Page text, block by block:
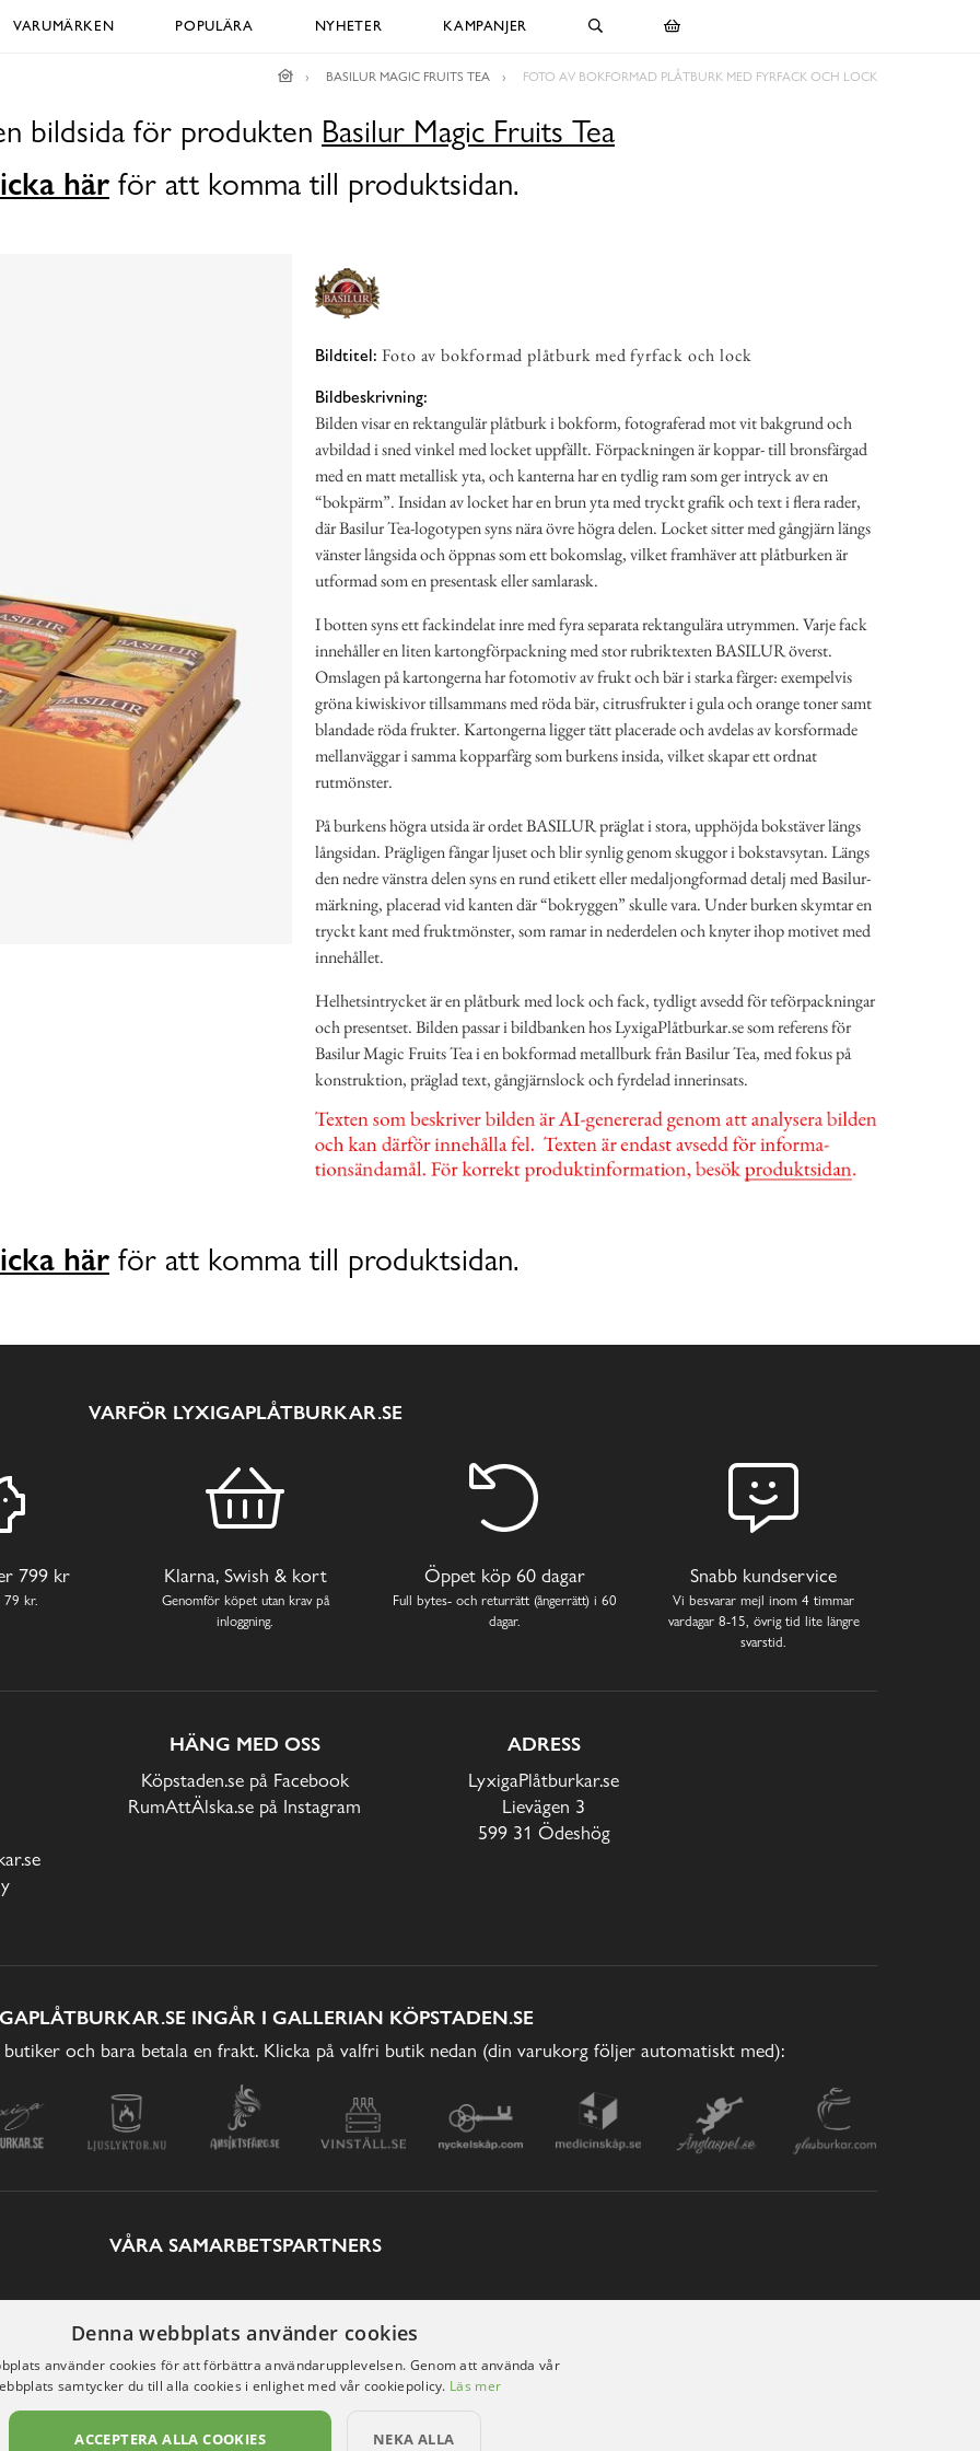
VARUMÄRKEN POPULÄRA NYHETER KAMPANJER
BASILUR MAGIC FRUITS TEA FOTO AV BOKFORMAD PLÅTBURK MED FYRFACK OCH LOCK
bildsida för produkten Basilur Magic Fruits Tea
här för att komma till produktsidan.
Bildtitel: Foto av bokformad plåtburk med fyrfack och lock
Bildbeskrivning:
Bilden visar en rektangulär plåtburk i bokform, fotograferad mot vit bakgrund och
avbildad i sned vinkel med locket uppfällt. Förpackningen är koppar- till bronsfärgad
med en matt metallisk yta, och kanterna har en tydlig ram som ger intryck av en
“bokpärm”. Insidan av locket har en brun yta med tryckt grafik och text i flera rader,
där Basilur Tea-logotypen syns nära övre högra delen. Locket sitter med gångjärn längs
vänster långsida och öppnas som ett bokomslag, vilket framhäver att plåtburken är
utformad som en presentask eller samlarask.
I botten syns ett fackindelat inre med fyra separata rektangulära utrymmen. Varje fack
innehåller en liten kartongförpackning med stor rubriktexten BASILUR överst.
Omslagen på kartongerna har fotomotiv av frukt och bär i starka färger: exempelvis
gröna kiwiskivor tillsammans med röda bär, citrusfrukter i gula och orange toner samt
blandade röda frukter. Kartongerna ligger tätt placerade och avdelas av korsformade
mellanväggar i samma kopparfärg som burkens insida, vilket skapar ett ordnat
rutmönster.
På burkens högra utsida är ordet BASILUR präglat i stora, upphöjda bokstäver längs
långsidan. Prägligen fångar ljuset och blir synlig genom skuggor i bokstavsytan. Längs
den nedre vänstra delen syns en rund etikett eller medaljongformad detalj med Basilur-
märkning, placerad vid kanten där “bokryggen” skulle vara. Under burken skymtar en
tryckt kant med fruktmönster, som ramar in nederdelen och knyter ihop motivet med
innehållet.
Helhetsintrycket är en plåtburk med lock och fack, tydligt avsedd för teförpackningar
och presentset. Bilden passar i bildbanken hos LyxigaPlåtburkar.se som referens för
Basilur Magic Fruits Tea i en bokformad metallburk från Basilur Tea, med fokus på
konstruktion, präglad text, gångjärnslock och fyrdelad innerinsats.
här för att komma till produktsidan.
VARFÖR LYXIGAPLÅTBURKAR.SE
799 kr
79 kr.
Klarna, Swish & kort
Genomför köpet utan krav på
inloggning.
Öppet köp 60 dagar
Full bytes- och returrätt (ångerrätt) i 60
dagar.
Snabb kundservice
Vi besvarar mejl inom 4 timmar
vardagar 8-15, övrig tid lite längre
svarstid.
HÄNG MED OSS
Köpstaden.se på Facebook
RumAttÄlska.se på Instagram
ADRESS
LyxigaPlåtburkar.se
Lievägen 3
599 31 Ödeshög
INGÅR I GALLERIAN KÖPSTADEN.SE
och bara betala en frakt. Klicka på valfri butik nedan (din varukorg följer automatiskt med):
VÅRA SAMARBETSPARTNERS
Denna webbplats använder cookies
använder cookies för att förbättra användarupplevelsen. Genom att använda vår
samtycker du till alla cookies i enlighet med vår cookiepolicy. Läs mer
ACCEPTERA ALLA COOKIES NEKA ALLA